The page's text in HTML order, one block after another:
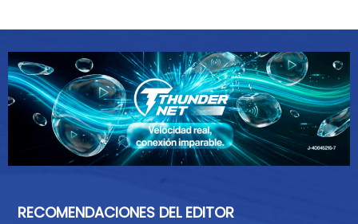
RECOMENDACIONES DEL EDITOR